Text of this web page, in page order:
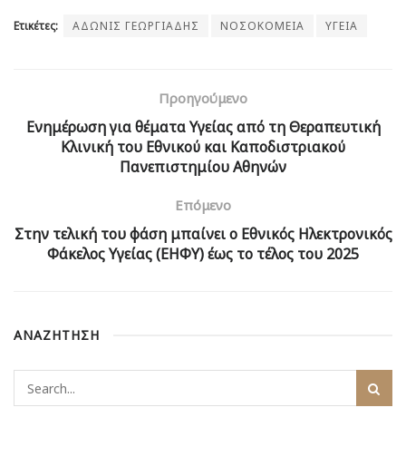
Ετικέτες: ΑΔΩΝΙΣ ΓΕΩΡΓΙΑΔΗΣ ΝΟΣΟΚΟΜΕΙΑ ΥΓΕΙΑ
Προηγούμενο
Ενημέρωση για θέματα Υγείας από τη Θεραπευτική
Κλινική του Εθνικού και Καποδιστριακού
Πανεπιστημίου Αθηνών
Επόμενο
Στην τελική του φάση μπαίνει ο Εθνικός Ηλεκτρονικός
Φάκελος Υγείας (ΕΗΦΥ) έως το τέλος του 2025
ΑΝΑΖΗΤΗΣΗ